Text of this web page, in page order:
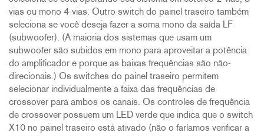
vias ou mono 4-vias. Outro switch do painel traseiro também
seleciona se você deseja fazer a soma mono da saída LF
(subwoofer). (A maioria dos sistemas que usam um
subwoofer são subidos em mono para aproveitar a potência
do amplificador e porque as baixas frequências são não-
direcionais.) Os switches do painel traseiro permitem
selecionar individualmente a faixa das frequências de
crossover para ambos os canais. Os controles de frequência
de crossover possuem um LED verde que indica que o switch
X10 no painel traseiro está ativado (não o faríamos verificar a